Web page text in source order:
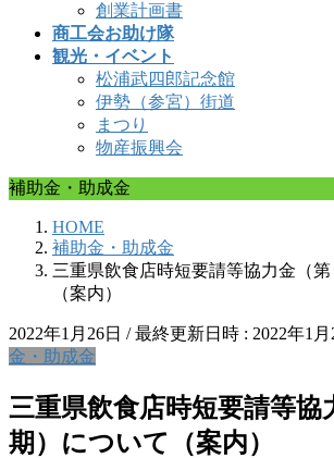
創業計画書
商工会お助け隊
観光・イベント
松浦武四郎記念館
伊勢（参宮）街道
まつり
物産振興会
補助金・助成金
HOME
補助金・助成金
三重県飲食店時短要請等協力金（
（案内）
2022年1月26日 / 最終更新日時 : 2022年1月
金・助成金
三重県飲食店時短要請等協
期）について（案内）